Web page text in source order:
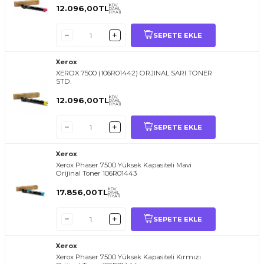
12.096,00TLKDV
DAHİL
FİYATI
SEPETE EKLE
Xerox
XEROX 7500 (106R01442) ORJINAL SARI TONER
STD.
12.096,00TLKDV
DAHİL
FİYATI
SEPETE EKLE
Xerox
Xerox Phaser 7500 Yüksek Kapasiteli Mavi
Orijinal Toner 106R01443
17.856,00TLKDV
DAHİL
FİYATI
SEPETE EKLE
Xerox
Xerox Phaser 7500 Yüksek Kapasiteli Kırmızı